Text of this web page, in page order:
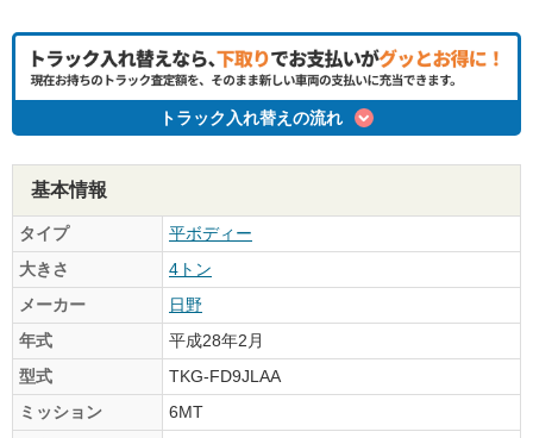
トラック入れ替えの流れ
基本情報
タイプ
平ボディー
大きさ
4トン
メーカー
日野
年式
平成28年2月
型式
TKG-FD9JLAA
ミッション
6MT